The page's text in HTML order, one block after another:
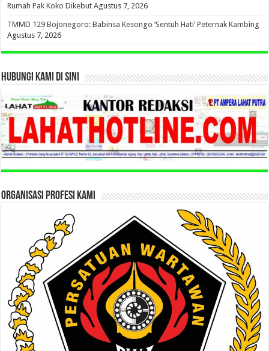
Rumah Pak Koko Dikebut Agustus 7, 2026
TMMD 129 Bojonegoro: Babinsa Kesongo ‘Sentuh Hati’ Peternak Kambing
Agustus 7, 2026
HUBUNGI KAMI DI SINI
ORGANISASI PROFESI KAMI